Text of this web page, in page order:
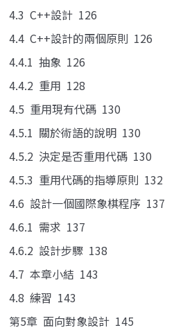
4.3 C++設計 126
4.4 C++設計的兩個原則 126
4.4.1 抽象 126
4.4.2 重用 128
4.5 重用現有代碼 130
4.5.1 關於術語的說明 130
4.5.2 決定是否重用代碼 130
4.5.3 重用代碼的指導原則 132
4.6 設計一個國際象棋程序 137
4.6.1 需求 137
4.6.2 設計步驟 138
4.7 本章小結 143
4.8 練習 143
第5章 面向對象設計 145